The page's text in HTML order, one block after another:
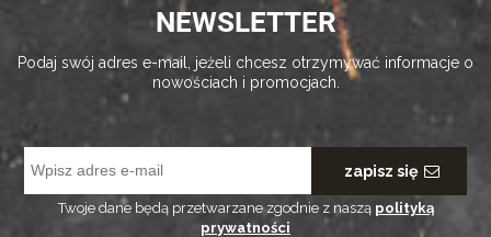
NEWSLETTER
Podaj swój adres e-mail, jeżeli chcesz otrzymywać informacje o
nowościach i promocjach.
zapisz się
Twoje dane będą przetwarzane zgodnie z naszą polityką
prywatności